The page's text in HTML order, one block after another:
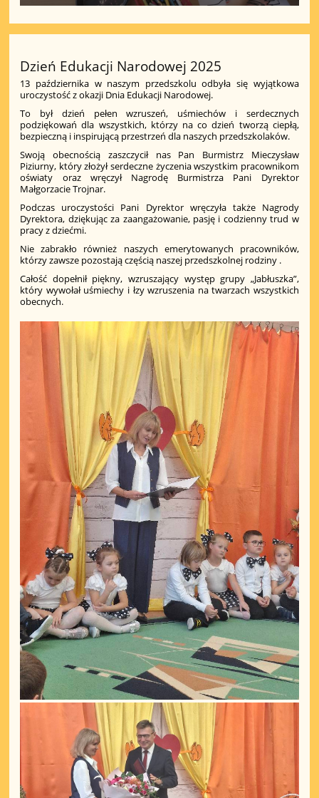
Dzień Edukacji Narodowej 2025
13 października w naszym przedszkolu odbyła się wyjątkowa
uroczystość z okazji Dnia Edukacji Narodowej.
To był dzień pełen wzruszeń, uśmiechów i serdecznych
podziękowań dla wszystkich, którzy na co dzień tworzą ciepłą,
bezpieczną i inspirującą przestrzeń dla naszych przedszkolaków.
Swoją obecnością zaszczycił nas Pan Burmistrz Mieczysław
Piziurny, który złożył serdeczne życzenia wszystkim pracownikom
oświaty oraz wręczył Nagrodę Burmistrza Pani Dyrektor
Małgorzacie Trojnar.
Podczas uroczystości Pani Dyrektor wręczyła także Nagrody
Dyrektora, dziękując za zaangażowanie, pasję i codzienny trud w
pracy z dziećmi.
Nie zabrakło również naszych emerytowanych pracowników,
którzy zawsze pozostają częścią naszej przedszkolnej rodziny .
Całość dopełnił piękny, wzruszający występ grupy „Jabłuszka”,
który wywołał uśmiechy i łzy wzruszenia na twarzach wszystkich
obecnych.